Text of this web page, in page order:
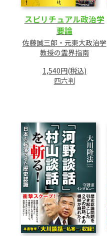
スピリチュアル政治学
要論
佐藤誠三郎・元東大政治学
教授の霊界指南
1,540円(税込)
四六判